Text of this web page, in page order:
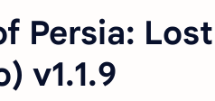
Persia:
v1.1.9